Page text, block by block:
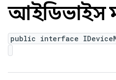
আইডিভাইস
public interface